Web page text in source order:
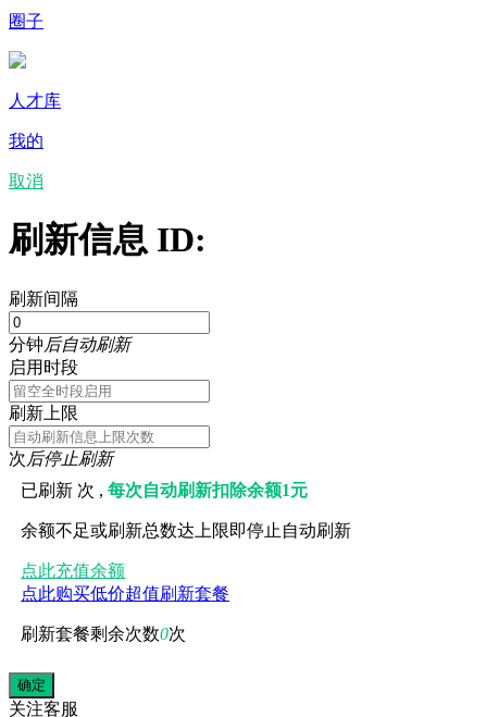
圈子
人才库
我的
取消
刷新信息 ID:
刷新间隔
分钟后自动刷新
启用时段
刷新上限
次后停止刷新
已刷新 次 ,每次自动刷新扣除余额1元
余额不足或刷新总数达上限即停止自动刷新
点此充值余额
点此购买低价超值刷新套餐
刷新套餐剩余次数0次
关注客服